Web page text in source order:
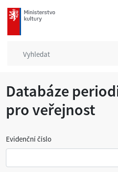
mkcr.cz
Databáze
pro veřejnost
Evidenční číslo